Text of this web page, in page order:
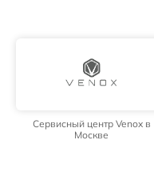
Сервисный центр Venox в
Москве